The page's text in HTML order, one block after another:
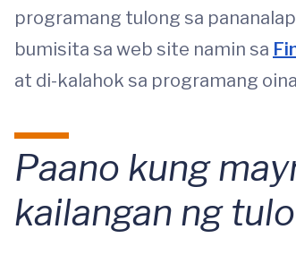
programang tulong sa
bumisita sa web site namin sa
at di-kalahok sa programang
Paano kung
kailangan ng